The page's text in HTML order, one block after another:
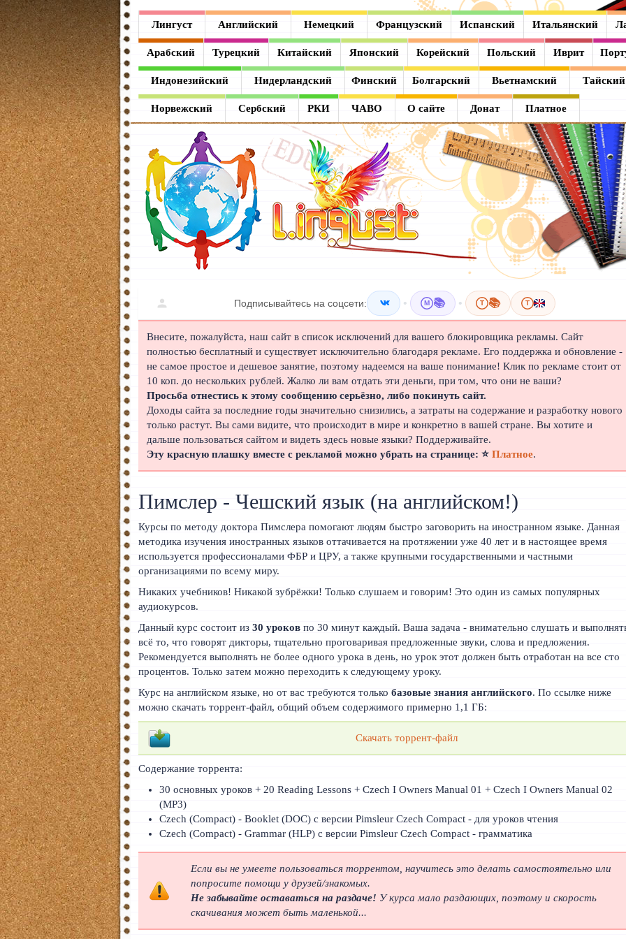
Лингуст Английский Немецкий Французский Испанский Итальянский
Арабский Турецкий Китайский Японский Корейский Польский Иврит
Индонезийский Нидерландский Финский Болгарский Вьетнамский Тайский
Норвежский Сербский РКИ ЧАВО О сайте Донат Платное
Подписывайтесь на соцсети: • M 📚 • T 📚 T
Внесите, пожалуйста, наш сайт в список исключений для вашего блокировщика рекламы. Сайт
полностью бесплатный и существует исключительно благодаря рекламе. Его поддержка и обновление -
не самое простое и дешевое занятие, поэтому надеемся на ваше понимание! Клик по рекламе стоит от
10 коп. до нескольких рублей. Жалко ли вам отдать эти деньги, при том, что они не ваши?
Просьба отнестись к этому сообщению серьёзно, либо покинуть сайт.
Доходы сайта за последние годы значительно снизились, а затраты на содержание и разработку нового
только растут. Вы сами видите, что происходит в мире и конкретно в вашей стране. Вы хотите и
дальше пользоваться сайтом и видеть здесь новые языки? Поддерживайте.
Эту красную плашку вместе с рекламой можно убрать на странице: ⭐Платное.
Пимслер - Чешский язык (на английском!)
Курсы по методу доктора Пимслера помогают людям быстро заговорить на иностранном языке. Данная
методика изучения иностранных языков оттачивается на протяжении уже 40 лет и в настоящее время
используется профессионалами ФБР и ЦРУ, а также крупными государственными и частными
организациями по всему миру.
Никаких учебников! Никакой зубрёжки! Только слушаем и говорим! Это один из самых популярных
аудиокурсов.
Данный курс состоит из30 уроков по 30 минут каждый. Ваша задача - внимательно слушать и
всё то, что говорят дикторы, тщательно проговаривая предложенные звуки, слова и предложения.
Рекомендуется выполнять не более одного урока в день, но урок этот должен быть отработан на все сто
процентов. Только затем можно переходить к следующему уроку.
Курс на английском языке, но от вас требуются толькобазовые знания английского. По ссылке ниже
можно скачать торрент-файл, общий объем содержимого примерно 1,1 ГБ:
Скачать торрент-файл
Содержание торрента:
30 основных уроков + 20 Reading Lessons + Czech I Owners Manual 01 + Czech I Owners Manual 02
(MP3)
Czech (Compact) - Booklet (DOC) с версии Pimsleur Czech Compact - для уроков чтения
Czech (Compact) - Grammar (HLP) с версии Pimsleur Czech Compact - грамматика
Если вы не умеете пользоваться торрентом, научитесь это делать самостоятельно или
попросите помощи у друзей/знакомых.
Не забывайте оставаться на раздаче! У курса мало раздающих, поэтому и скорость
скачивания может быть маленькой...
Лингуст
Английский
Немецкий
Французский
Испанский
Итальянский
Латинский
Греческий
Арабский
Турецкий
Китайский
Японский
Корейский
Польский
Иврит
Португальский
Чешский
Индонезийский
Нидерландский
Финский
Болгарский
Вьетнамский
Тайский
Румынский
Норвежский
Сербский
РКИ
ЧАВО
О сайте
Донат
Платное